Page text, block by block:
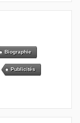
Biographie
Publicités